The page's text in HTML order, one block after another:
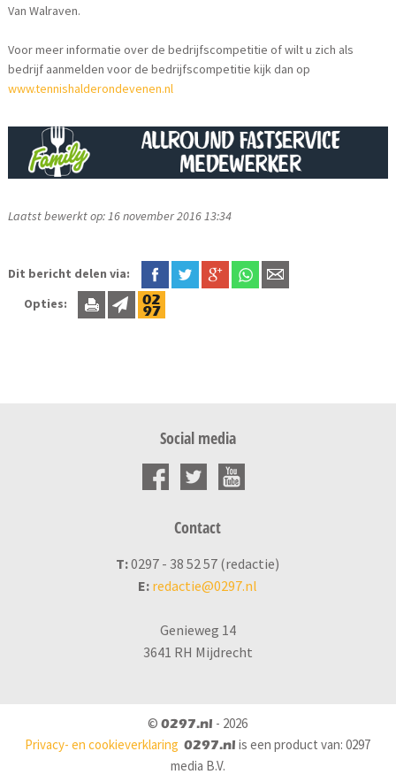
Van Walraven.
Voor meer informatie over de bedrijfscompetitie of wilt u zich als
bedrijf aanmelden voor de bedrijfscompetitie kijk dan op
www.tennishalderondevenen.nl
Laatst bewerkt op: 16 november 2016 13:34
Dit bericht delen via:
Opties:
Social media
Contact
T:0297 - 38 52 57 (redactie)
E: redactie@0297.nl
Genieweg 14
3641 RH Mijdrecht
©0297.nl - 2026
Privacy- en cookieverklaring 0297.nl is een product van: 0297
media B.V.